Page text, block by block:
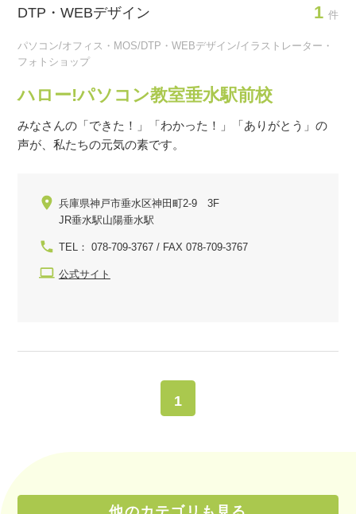
DTP・WEBデザイン 1 件
パソコン/オフィス・MOS/DTP・WEBデザイン/イラストレーター・
フォトショップ
ハロー!パソコン教室垂水駅前校
みなさんの「できた！」「わかった！」「ありがとう」の
声が、私たちの元気の素です。
兵庫県神戸市垂水区神田町2-9 3F
JR垂水駅山陽垂水駅
TEL： 078-709-3767 / FAX 078-709-3767
公式サイト
1